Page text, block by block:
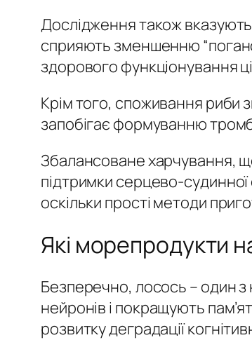
Дослідження також
сприяють зменшенню
здорового функціонування
Крім того, споживання риби
запобігає формуванню
Збалансоване харчування,
підтримки серцево-
оскільки прості методи
Які морепродукти
Безперечно, лосось – один з
нейронів і покращують
розвитку деградації